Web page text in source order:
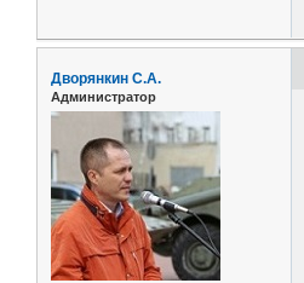
Дворянкин С.А.
Администратор